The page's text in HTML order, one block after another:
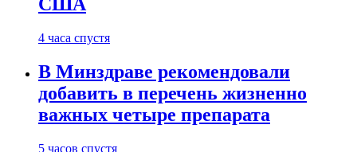
США
4 часа спустя
В Минздраве рекомендовали
добавить в перечень жизненно
важных четыре препарата
5 часов спустя